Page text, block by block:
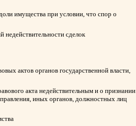
имущества при условии, что спор о
недействительности сделок
актов органов государственной власти,
акта недействительным и о признании
иных органов, должностных лиц